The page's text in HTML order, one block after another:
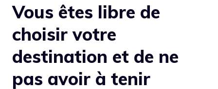
Vous êtes libre de
choisir votre
destination et de ne
pas avoir à tenir